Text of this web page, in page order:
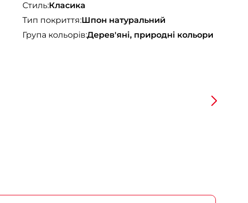
Стиль:Класика
Тип покриття:Шпон натуральний
Група кольорів:Дерев'яні, природні кольори